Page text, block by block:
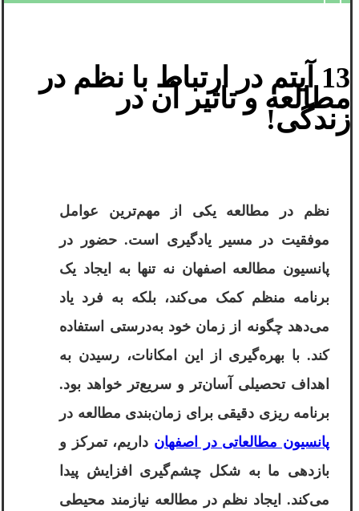
13 آیتم در ارتباط با نظم در
مطالعه و تاثیر آن در
زندگی!
نظم در مطالعه یکی از مهم‌ترین عوامل
موفقیت در مسیر یادگیری است. حضور در
پانسیون مطالعه اصفهان نه‌ تنها به ایجاد یک
برنامه منظم کمک می‌کند، بلکه به فرد یاد
می‌دهد چگونه از زمان خود به‌درستی استفاده
کند. با بهره‌گیری از این امکانات، رسیدن به
اهداف تحصیلی آسان‌تر و سریع‌تر خواهد بود.
برنامه‌ ریزی دقیقی برای زمان‌بندی مطالعه در
پانسیون مطالعاتی در اصفهان داریم، تمرکز و
بازدهی ما به شکل چشم‌گیری افزایش پیدا
می‌کند. ایجاد نظم در مطالعه نیازمند محیطی